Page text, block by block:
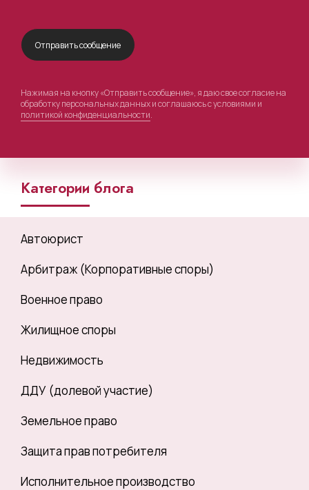
Нажимая на кнопку «Отправить сообщение», я даю свое согласие на
обработку персональных данных и соглашаюсь с условиями и
политикой конфиденциальности.
Категории блога
Автоюрист
Арбитраж (Корпоративные споры)
Военное право
Жилищное споры
Недвижимость
ДДУ (долевой участие)
Земельное право
Защита прав потребителя
Исполнительное производство